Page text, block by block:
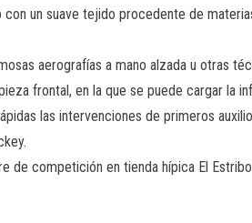
un suave tejido procedente de
aerografías a mano alzada u otras
frontal, en la que se puede cargar la
las intervenciones de primeros
de competición en tienda hípica El